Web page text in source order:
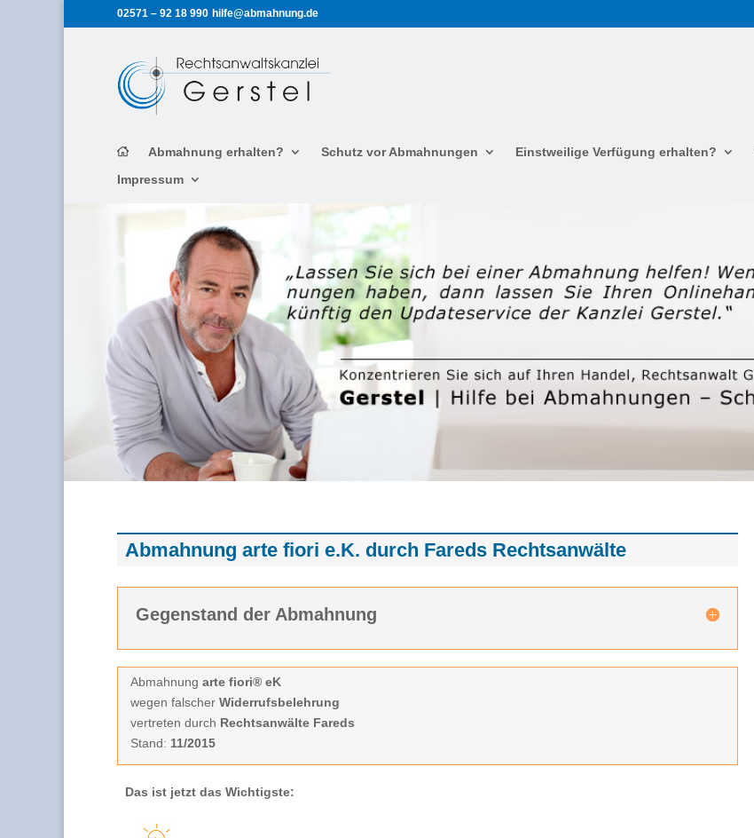
02571 – 92 18 990 hilfe@abmahnung.de
Abmahnung erhalten? Schutz vor Abmahnungen Einstweilige Verfügung erhalten?
Impressum
Abmahnung arte fiori e.K. durch Fareds Rechtsanwälte
Gegenstand der Abmahnung
Abmahnung arte fiori® eK
wegen falscher Widerrufsbelehrung
vertreten durch Rechtsanwälte Fareds
Stand: 11/2015
Das ist jetzt das Wichtigste: